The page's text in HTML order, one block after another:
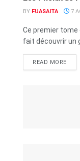
BY FUASAITA 7
Ce premier tome
fait découvrir un
READ MORE